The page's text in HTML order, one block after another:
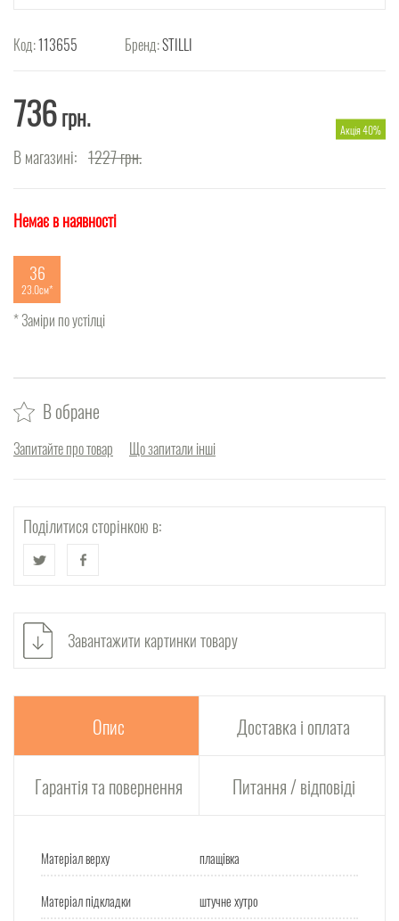
Код:113655 Бренд:STILLI
736грн.
В магазині: 1227грн.
Акція 40%
Немає в наявності
36
23.0см
* Заміри по устілці
В обране
Запитайте про товар Що запитали інші
Поділитися сторінкою в:
Завантажити картинки товару
Опис Доставка і оплата
Гарантія та повернення Питання / відповіді
Матеріал верху плащівка
Матеріал підкладки штучне хутро